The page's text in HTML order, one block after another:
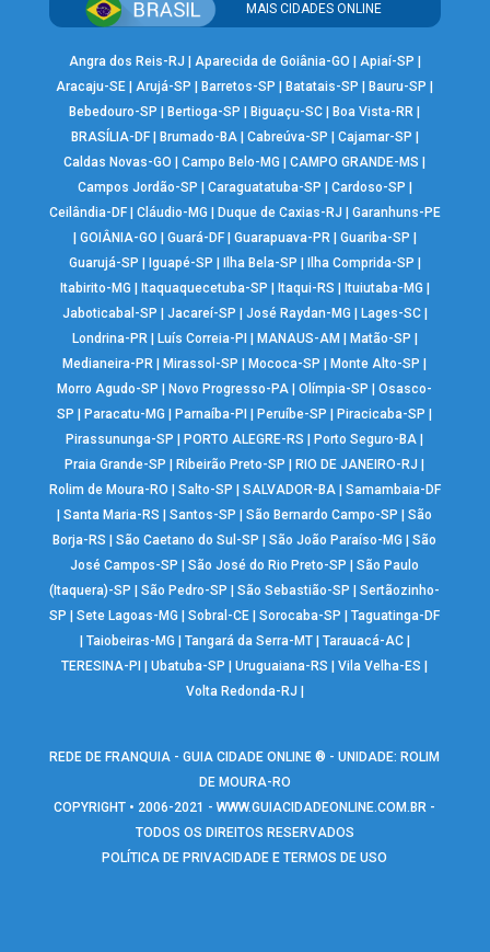
MAIS CIDADES ONLINE
Angra dos Reis-RJ Aparecida de Goiânia-GO Apiaí-SP
Aracaju-SE |Arujá-SP Barretos-SP Batatais-SP Bauru-SP
Bebedouro-SP
Bertioga-SP Biguaçu-SC Boa Vista-RR
BRASÍLIA-DF| Brumado-BA| Cabreúva-SP Cajamar-SP
Caldas Novas-GO
|Campo Belo-MG |CAMPO GRANDE-MS
Campos Jordão-SP
Caraguatatuba-SP Cardoso-SP
Ceilândia-DF| Cláudio-MG Duque de Caxias-RJ
Garanhuns-PE
GOIÂNIA-GO Guará-DF| Guarapuava-PR| Guariba-SP
Guarujá-SP
Iguapé-SP Ilha Bela-SP Ilha Comprida-SP
Itabirito-MG
Itaquaquecetuba-SP Itaqui-RS Ituiutaba-MG
Jaboticabal-SP
Jacareí-SP José Raydan-MG Lages-SC|
Londrina-PR| Luís Correia-PI MANAUS-AM Matão-SP
Medianeira-PR
Mirassol-SP Mococa-SP Monte Alto-SP
Morro Agudo-SP
Novo Progresso-PA |Olímpia-SP |Osasco-
SP
Paracatu-MG Parnaíba-PI Peruíbe-SP Piracicaba-SP
Pirassununga-SP
PORTO ALEGRE-RS Porto Seguro-BA
Praia Grande-SP
Ribeirão Preto-SP RIO DE JANEIRO-RJ
Rolim de Moura-RO
Salto-SP SALVADOR-BA| Samambaia-DF
|Santa Maria-RS |Santos-SP |São Bernardo Campo-SP |São
Borja-RS
|São Caetano do Sul-SP |São João Paraíso-MG |São
José Campos-SP
|São José do Rio Preto-SP |São Paulo
(Itaquera)-SP
|São Pedro-SP |São Sebastião-SP |Sertãozinho-
SP
|Sete Lagoas-MG |Sobral-CE |Sorocaba-SP |Taguatinga-DF
Taiobeiras-MG Tangará da Serra-MT| Tarauacá-AC|
TERESINA-PI
|Ubatuba-SP |Uruguaiana-RS |Vila Velha-ES
Volta Redonda-RJ
REDE DE FRANQUIA - GUIA CIDADE ONLINE ® - UNIDADE: ROLIM
DE MOURA-RO
COPYRIGHT • 2006-2021 -WWW.GUIACIDADEONLINE.COM.BR -
TODOS OS DIREITOS RESERVADOS
POLÍTICA DE PRIVACIDADE E TERMOS DE USO